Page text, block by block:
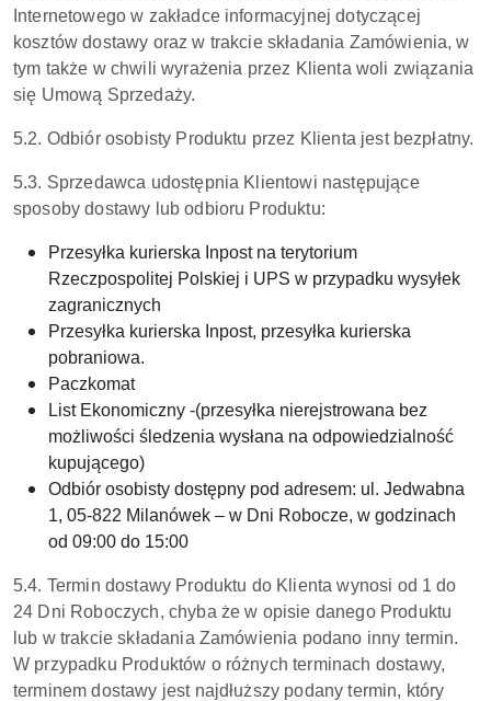
Internetowego w zakładce informacyjnej dotyczącej
kosztów dostawy oraz w trakcie składania Zamówienia, w
tym także w chwili wyrażenia przez Klienta woli związania
się Umową Sprzedaży.
5.2. Odbiór osobisty Produktu przez Klienta jest bezpłatny.
5.3. Sprzedawca udostępnia Klientowi następujące
sposoby dostawy lub odbioru Produktu:
Przesyłka kurierska Inpost na terytorium
Rzeczpospolitej Polskiej i UPS w przypadku wysyłek
zagranicznych
Przesyłka kurierska Inpost, przesyłka kurierska
pobraniowa.
Paczkomat
List Ekonomiczny -(przesyłka nierejstrowana bez
możliwości śledzenia wysłana na odpowiedzialność
kupującego)
Odbiór osobisty dostępny pod adresem: ul. Jedwabna
1, 05-822 Milanówek – w Dni Robocze, w godzinach
od 09:00 do 15:00
5.4. Termin dostawy Produktu do Klienta wynosi od 1 do
24 Dni Roboczych, chyba że w opisie danego Produktu
lub w trakcie składania Zamówienia podano inny termin.
W przypadku Produktów o różnych terminach dostawy,
terminem dostawy jest najdłuższy podany termin, który